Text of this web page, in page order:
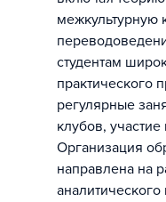
межкультурную
студентам
практического
регулярные
клубов,
Организация
направлена на